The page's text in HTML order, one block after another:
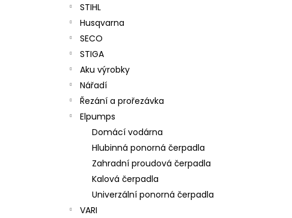
STIHL
Husqvarna
SECO
STIGA
Aku výrobky
Nářadí
Řezání a prořezávka
Elpumps
Domácí vodárna
Hlubinná ponorná čerpadla
Zahradní proudová čerpadla
Kalová čerpadla
Univerzální ponorná čerpadla
VARI